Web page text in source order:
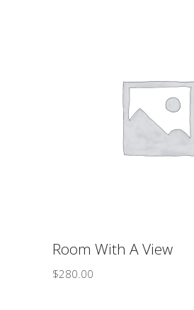
ΠΡΟΣΘΉΚΗ ΣΤΟ
Room With A View
$280.00